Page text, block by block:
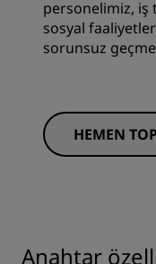
personelimiz, iş
sosyal
sorunsuz
HEMEN
Anahtar